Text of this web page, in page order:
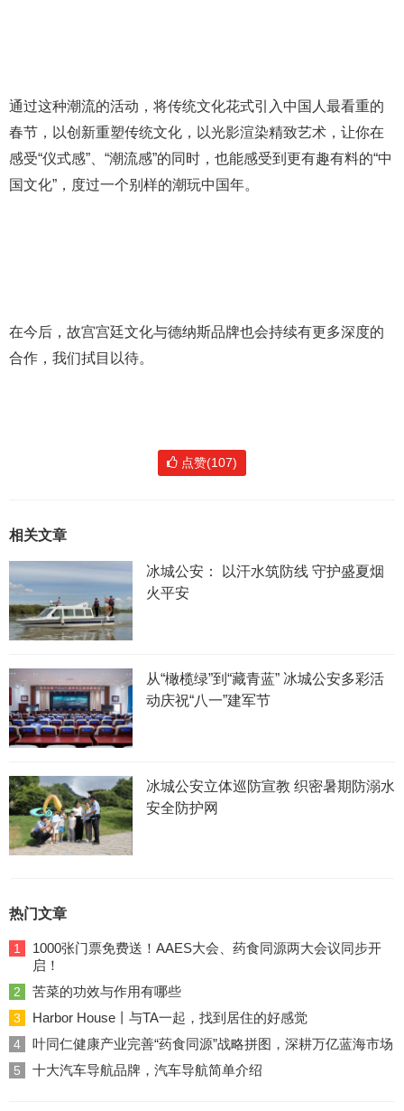
通过这种潮流的活动，将传统文化花式引入中国人最看重的
春节，以创新重塑传统文化，以光影渲染精致艺术，让你在
感受“仪式感”、“潮流感”的同时，也能感受到更有趣有料的“中
国文化”，度过一个别样的潮玩中国年。
在今后，故宫宫廷文化与德纳斯品牌也会持续有更多深度的
合作，我们拭目以待。
点赞(107)
相关文章
冰城公安： 以汗水筑防线 守护盛夏烟
火平安
从“橄榄绿”到“藏青蓝” 冰城公安多彩活
动庆祝“八一”建军节
冰城公安立体巡防宣教 织密暑期防溺水
安全防护网
热门文章
1
1000张门票免费送！AAES大会、药食同源两大会议同步开
启！
2 苦菜的功效与作用有哪些
3 Harbor House丨与TA一起，找到居住的好感觉
4 叶同仁健康产业完善“药食同源”战略拼图，深耕万亿蓝海市场
5 十大汽车导航品牌，汽车导航简单介绍